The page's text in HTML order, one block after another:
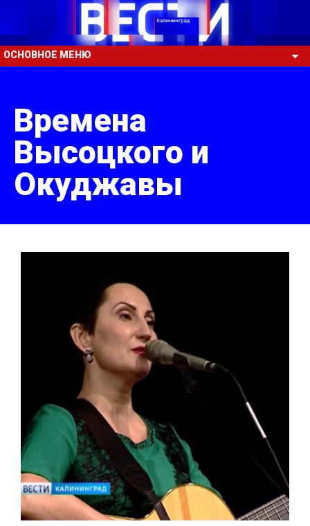
ОСНОВНОЕ МЕНЮ
Времена
Высоцкого и
Окуджавы